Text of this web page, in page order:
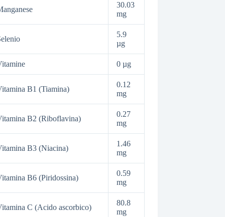
30.03
mg
5.9
µg
0 µg
B1 (Tiamina)
0.12
mg
B2 (Riboflavina)
0.27
mg
B3 (Niacina)
1.46
mg
B6 (Piridossina)
0.59
mg
C (Acido ascorbico)
80.8
mg